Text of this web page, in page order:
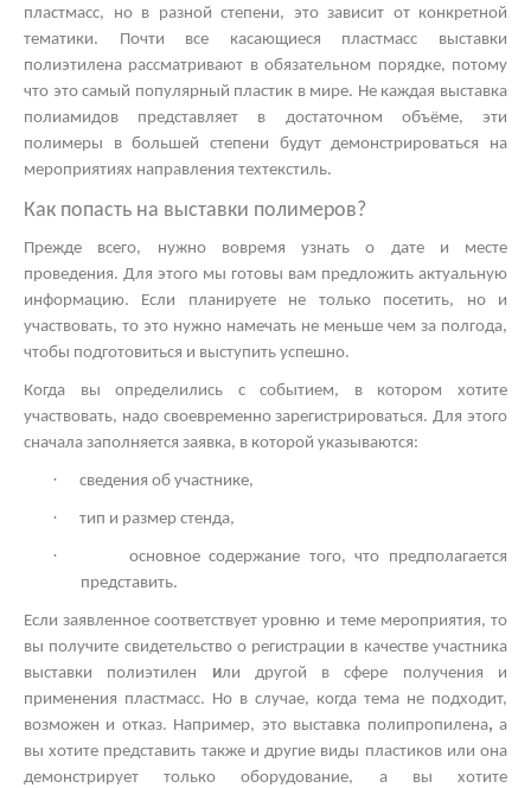
пластмасс, но в разной степени, это зависит от конкретной
тематики. Почти все касающиеся пластмасс выставки
полиэтилена рассматривают в обязательном порядке, потому
что это самый популярный пластик в мире. Не каждая выставка
полиамидов
представляет в достаточном объёме, эти
полимеры в большей степени будут демонстрироваться на
мероприятиях направления техтекстиль.
Как попасть на выставки полимеров?
Прежде всего, нужно вовремя узнать о дате и месте
проведения. Для этого мы готовы вам предложить актуальную
информацию. Если планируете не только посетить, но и
участвовать, то это нужно намечать не меньше чем за полгода,
чтобы подготовиться и выступить успешно.
Когда вы определились с событием, в котором хотите
участвовать, надо своевременно зарегистрироваться. Для этого
сначала заполняется заявка, в которой указываются:
· сведения об участнике,
· тип и размер стенда,
·
основное содержание того, что предполагается
представить.
Если заявленное соответствует уровню и теме мероприятия, то
вы получите свидетельство о регистрации в качестве участника
выставки полиэтилен
или другой
в сфере получения и
применения пластмасс. Но в случае, когда тема не подходит,
возможен и отказ. Например, это выставка полипропилена,а
вы хотите представить также и другие виды пластиков или она
демонстрирует только оборудование, а вы хотите